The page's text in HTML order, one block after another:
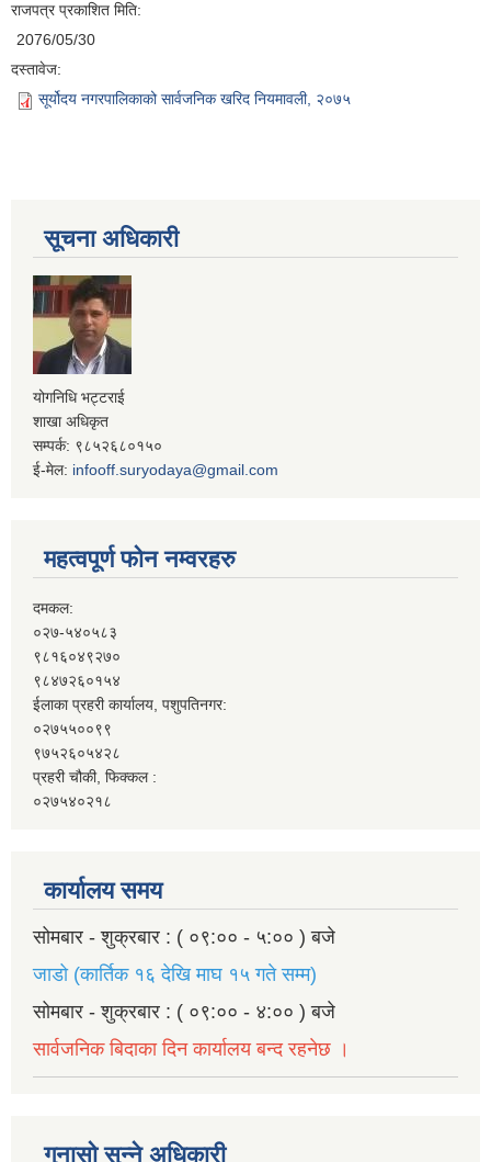
राजपत्र प्रकाशित मिति:
2076/05/30
दस्तावेज:
सूर्योदय नगरपालिकाको सार्वजनिक खरिद नियमावली, २०७५
सूचना अधिकारी
योगनिधि भट्टराई
शाखा अधिकृत
सम्पर्क: ९८५२६८०१५०
ई-मेल: infooff.suryodaya@gmail.com
महत्वपूर्ण फोन नम्वरहरु
दमकल:
०२७-५४०५८३
९८१६०४९२७०
९८४७२६०१५४
ईलाका प्रहरी कार्यालय, पशुपतिनगर:
०२७५५००९९
९७५२६०५४२८
प्रहरी चौकी, फिक्कल :
०२७५४०२१८
कार्यालय समय
सोमबार - शुक्रबार : ( ०९:०० - ५:०० ) बजे
जाडो (कार्तिक १६ देखि माघ १५ गते सम्म)
सोमबार - शुक्रबार : ( ०९:०० - ४:०० ) बजे
सार्वजनिक बिदाका दिन कार्यालय बन्द रहनेछ ।
गुनासो सुन्ने अधिकारी